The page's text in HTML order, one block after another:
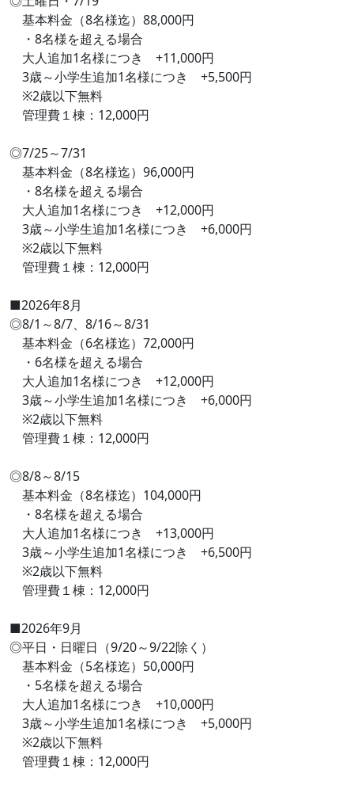
基本料金（8名様迄）88,000円
・8名様を超える場合
大人追加1名様につき +11,000円
3歳～小学生追加1名様につき +5,500円
※2歳以下無料
管理費１棟：12,000円
◎7/25～7/31
基本料金（8名様迄）96,000円
・8名様を超える場合
大人追加1名様につき +12,000円
3歳～小学生追加1名様につき +6,000円
※2歳以下無料
管理費１棟：12,000円
■2026年8月
◎8/1～8/7、8/16～8/31
基本料金（6名様迄）72,000円
・6名様を超える場合
大人追加1名様につき +12,000円
3歳～小学生追加1名様につき +6,000円
※2歳以下無料
管理費１棟：12,000円
◎8/8～8/15
基本料金（8名様迄）104,000円
・8名様を超える場合
大人追加1名様につき +13,000円
3歳～小学生追加1名様につき +6,500円
※2歳以下無料
管理費１棟：12,000円
■2026年9月
◎平日・日曜日（9/20～9/22除く）
基本料金（5名様迄）50,000円
・5名様を超える場合
大人追加1名様につき +10,000円
3歳～小学生追加1名様につき +5,000円
※2歳以下無料
管理費１棟：12,000円